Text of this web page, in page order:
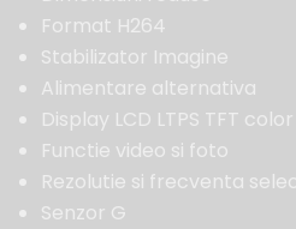
Format H264
Stabilizator Imagine
Alimentare alternativa
Display LCD LTPS TFT color
Functie video si foto
Rezolutie si frecventa
Senzor G